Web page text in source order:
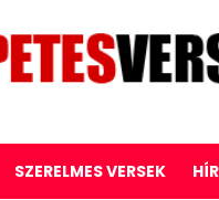
SZERELMES VERSEK